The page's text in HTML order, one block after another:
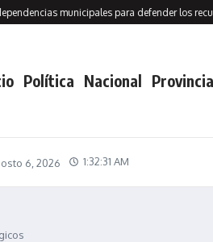
municipales para defender los recursos
Política Nacional
6, 2026 1:32:33 AM